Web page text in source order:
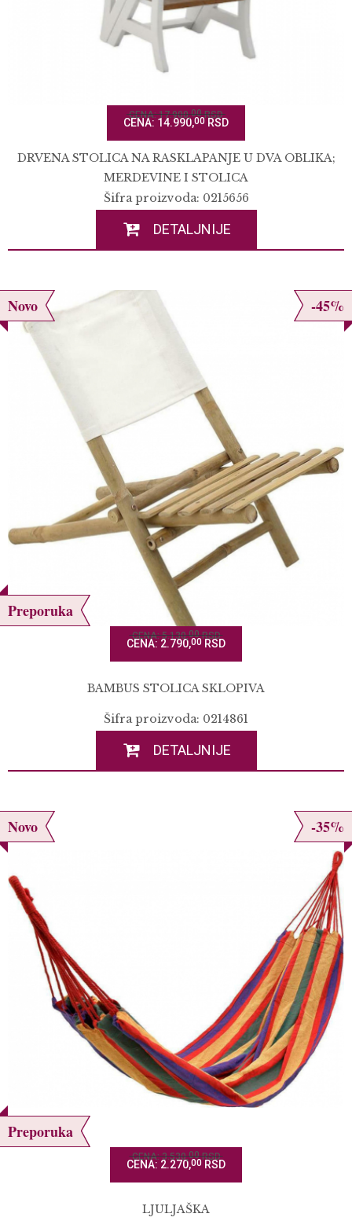
CENA: 17.900,00RSD
CENA: 14.990,00 RSD
DRVENA STOLICA NA RASKLAPANJE U DVA OBLIKA;
MERDEVINE I STOLICA
Šifra proizvoda: 0215656
DETALJNIJE
Novo -45%
Preporuka
CENA: 5.130,00RSD
CENA: 2.790,00 RSD
BAMBUS STOLICA SKLOPIVA
Šifra proizvoda: 0214861
DETALJNIJE
Novo -35%
Preporuka
CENA: 3.530,00RSD
CENA: 2.270,00 RSD
LJULJAŠKA